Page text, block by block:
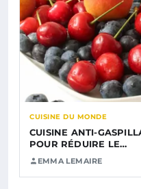
CUISINE DU MONDE
CUISINE ANTI-
POUR RÉDUIRE LE…
EMMA LEMAIRE